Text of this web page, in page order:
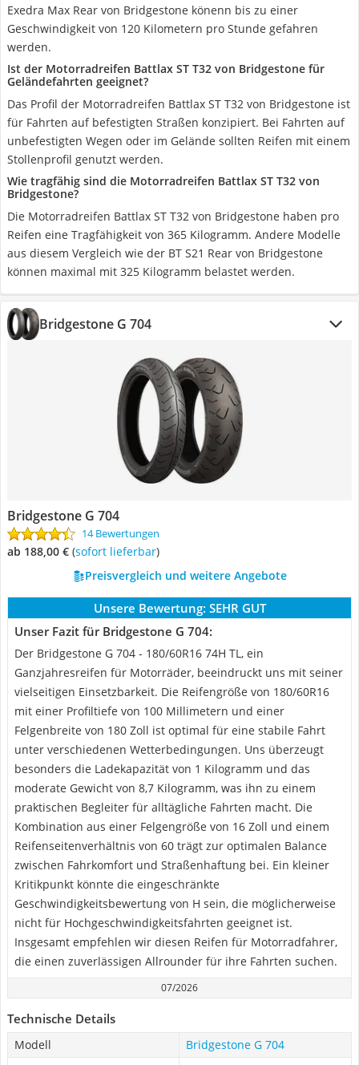
Exedra Max Rear von Bridgestone könenn bis zu einer
Geschwindigkeit von 120 Kilometern pro Stunde gefahren
werden.
Ist der Motorradreifen Battlax ST T32 von Bridgestone für
Geländefahrten geeignet?
Das Profil der Motorradreifen Battlax ST T32 von Bridgestone ist
für Fahrten auf befestigten Straßen konzipiert. Bei Fahrten auf
unbefestigten Wegen oder im Gelände sollten Reifen mit einem
Stollenprofil genutzt werden.
Wie tragfähig sind die Motorradreifen Battlax ST T32 von
Bridgestone?
Die Motorradreifen Battlax ST T32 von Bridgestone haben pro
Reifen eine Tragfähigkeit von 365 Kilogramm. Andere Modelle
aus diesem Vergleich wie der BT S21 Rear von Bridgestone
können maximal mit 325 Kilogramm belastet werden.
Bridgestone G 704
Bridgestone G 704
14 Bewertungen
ab 188,00 € ( Sofort lieferbar)
Preisvergleich und weitere Angebote
Unsere Bewertung: SEHR GUT
Unser Fazit für Bridgestone G 704:
Der Bridgestone G 704 - 180/60R16 74H TL, ein
Ganzjahresreifen für Motorräder, beeindruckt uns mit seiner
vielseitigen Einsetzbarkeit. Die Reifengröße von 180/60R16
mit einer Profiltiefe von 100 Millimetern und einer
Felgenbreite von 180 Zoll ist optimal für eine stabile Fahrt
unter verschiedenen Wetterbedingungen. Uns überzeugt
besonders die Ladekapazität von 1 Kilogramm und das
moderate Gewicht von 8,7 Kilogramm, was ihn zu einem
praktischen Begleiter für alltägliche Fahrten macht. Die
Kombination aus einer Felgengröße von 16 Zoll und einem
Reifenseitenverhältnis von 60 trägt zur optimalen Balance
zwischen Fahrkomfort und Straßenhaftung bei. Ein kleiner
Kritikpunkt könnte die eingeschränkte
Geschwindigkeitsbewertung von H sein, die möglicherweise
nicht für Hochgeschwindigkeitsfahrten geeignet ist.
Insgesamt empfehlen wir diesen Reifen für Motorradfahrer,
die einen zuverlässigen Allrounder für ihre Fahrten suchen.
07/2026
Technische Details
Modell
Bridgestone G 704